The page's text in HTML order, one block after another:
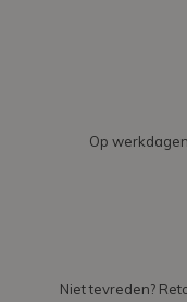
Op
Niet tevreden?